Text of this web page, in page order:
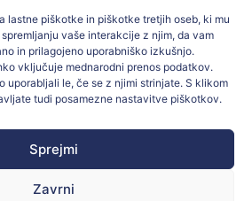
lastne piškotke in piškotke tretjih oseb, ki mu
vaše interakcije z njim, da vam
in prilagojeno uporabniško izkušnjo.
vključuje mednarodni prenos podatkov.
uporabljali le, če se z njimi strinjate. S klikom
tudi posamezne nastavitve piškotkov.
Sprejmi
Zavrni
15, ODS 16
MARTÍN JAURRIETA